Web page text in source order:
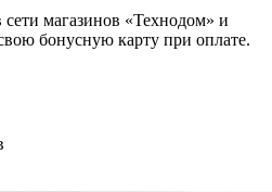
магазинов «Технодом» и
бонусную карту при оплате.